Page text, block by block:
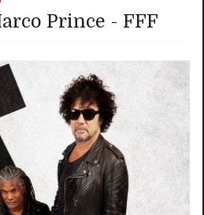
Prince - FFF